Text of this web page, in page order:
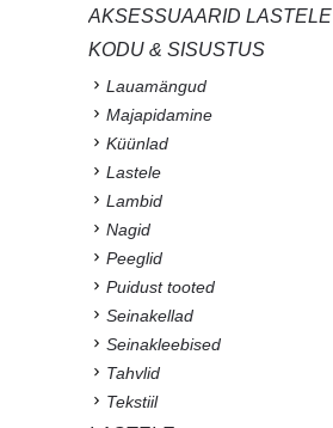
AKSESSUAARID LASTELE
KODU & SISUSTUS
Lauamängud
Majapidamine
Küünlad
Lastele
Lambid
Nagid
Peeglid
Puidust tooted
Seinakellad
Seinakleebised
Tahvlid
Tekstiil